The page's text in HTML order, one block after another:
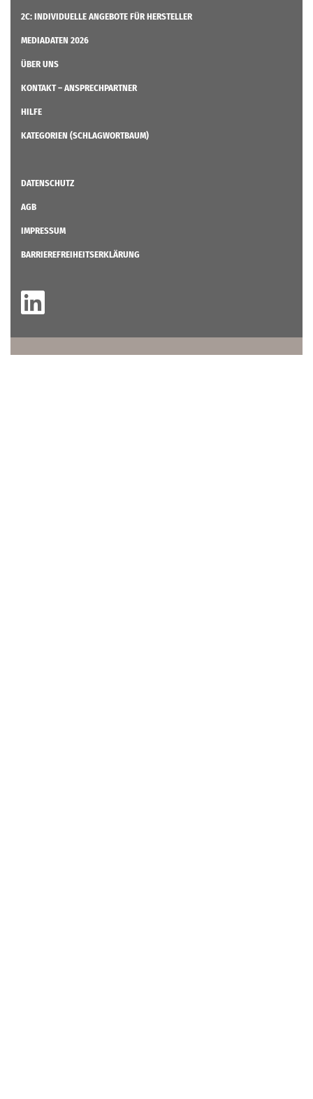
2C: INDIVIDUELLE ANGEBOTE FÜR HERSTELLER
MEDIADATEN 2026
ÜBER UNS
KONTAKT – ANSPRECHPARTNER
HILFE
KATEGORIEN (SCHLAGWORTBAUM)
DATENSCHUTZ
AGB
IMPRESSUM
BARRIEREFREIHEITSERKLÄRUNG